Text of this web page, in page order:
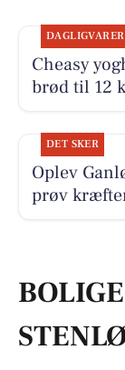
DAGLIGVARER
Cheasy
brød til 12
DET SKER
Oplev
prøv